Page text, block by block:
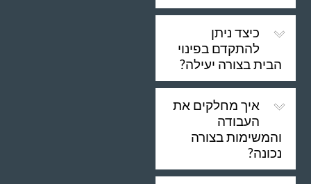
כיצד ניתן
להתקדם בפינוי
הבית בצורה יעילה?
איך מחלקים את
העבודה
והמשימות בצורה
נכונה?